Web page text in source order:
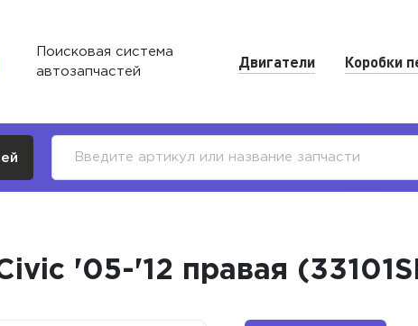
Поисковая система
автозапчастей
Двигатели Коробки
'05-'12 правая